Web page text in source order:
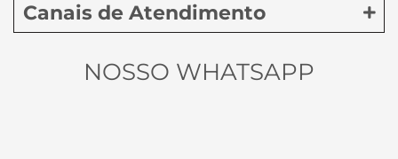
Canais de Atendimento
NOSSO WHATSAPP